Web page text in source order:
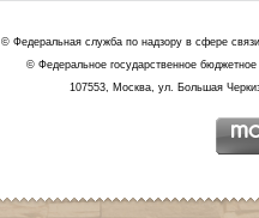
© Федеральная служба по надзору в сфере
© Федеральное государственное
107553, Москва, ул. Большая